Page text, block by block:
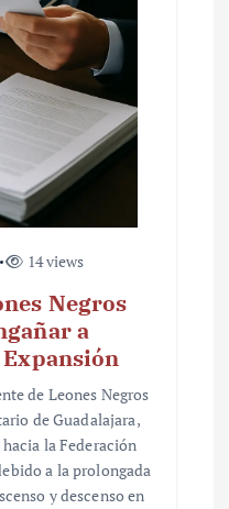
14 views
Negros
a
de Leones Negros
de Guadalajara,
la Federación
a la prolongada
y descenso en